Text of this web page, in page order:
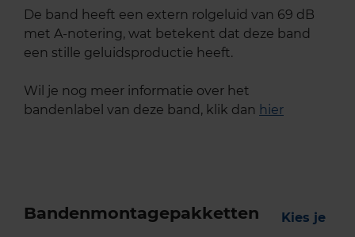
De band heeft een extern rolgeluid van 69 dB
met A-notering, wat betekent dat deze band
een stille geluidsproductie heeft.
Wil je nog meer informatie over het
bandenlabel van deze band, klik dan hier
Bandenmontagepakketten
Kies je